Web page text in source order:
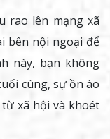
rao lên mạng xã
bên nội ngoại để
này, bạn không
cùng, sự ồn ào
xã hội và khoét